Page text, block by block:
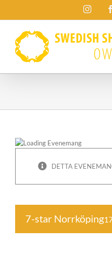
DETTA
7-star Norrköping